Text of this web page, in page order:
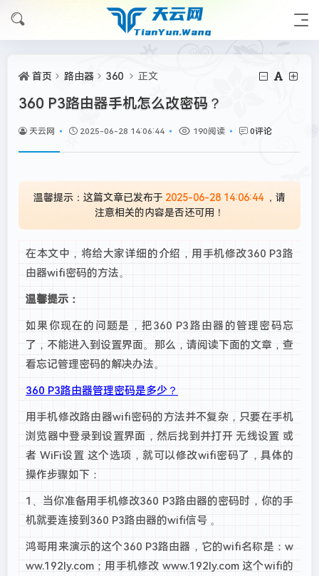
首页 路由器 360 正文
360 P3路由器手机怎么改密码？
天云网 2025-06-28 14:06:44 190阅读 0评论
温馨提示：这篇文章已发布于 2025-06-28 14:06:44 ，请
注意相关的内容是否还可用！
在本文中，将给大家详细的介绍，用手机修改360 P3路
由器wifi密码的方法。
温馨提示：
如果你现在的问题是，把360 P3路由器的管理密码忘
了，不能进入到设置界面。那么，请阅读下面的文章，查
看忘记管理密码的解决办法。
360 P3路由器管理密码是多少？
用手机修改路由器wifi密码的方法并不复杂，只要在手机
浏览器中登录到设置界面，然后找到并打开 无线设置 或
者 WiFi设置 这个选项，就可以修改wifi密码了，具体的
操作步骤如下：
1、当你准备用手机修改360 P3路由器的密码时，你的手
机就要连接到360 P3路由器的wifi信号 。
鸿哥用来演示的这个360 P3路由器，它的wifi名称是：w
ww.192ly.com；用手机修改 www.192ly.com 这个wifi的